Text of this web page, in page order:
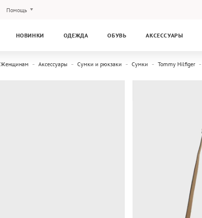
Помощь
НОВИНКИ ОДЕЖДА ОБУВЬ АКСЕССУАРЫ
Женщинам Аксессуары Сумки и рюкзаки Сумки Tommy Hilfiger